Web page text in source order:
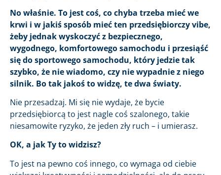
No właśnie. To jest coś, co chyba trzeba mieć we
krwi i w jakiś sposób mieć ten przedsiębiorczy vibe,
żeby jednak wyskoczyć z bezpiecznego,
wygodnego, komfortowego samochodu i przesiąść
się do sportowego samochodu, który jedzie tak
szybko, że nie wiadomo, czy nie wypadnie z niego
silnik. Bo tak jakoś to widzę, te dwa światy.
Nie przesadzaj. Mi się nie wydaje, że bycie
przedsiębiorcą to jest nagle coś szalonego, takie
niesamowite ryzyko, że jeden zły ruch – i umierasz.
OK, a jak Ty to widzisz?
To jest na pewno coś innego, co wymaga od ciebie